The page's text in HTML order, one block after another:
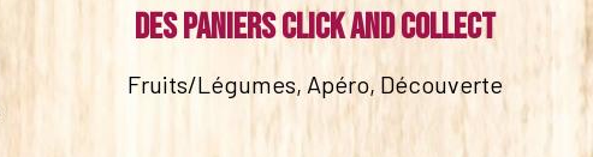
Des paniers click and collect
Fruits/Légumes, Apéro, Découverte